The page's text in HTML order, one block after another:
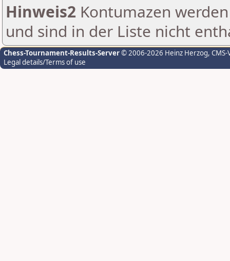
Hinweis2 Kontumazen
und sind in der Liste nicht
Chess-Tournament-Results-Server© 2006-2026 Heinz Herzog,
Legal details/Terms of use